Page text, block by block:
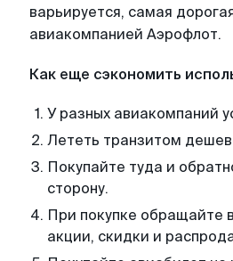
варьируется, самая
авиакомпанией Аэрофлот.
Как еще сэкономить
У разных авиакомпаний
Лететь транзитом
Покупайте туда и
сторону.
При покупке обращайте
акции, скидки и